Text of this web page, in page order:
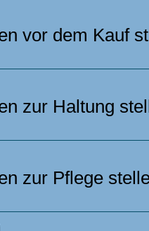
vor dem Kauf
zur Haltung
zur Pflege